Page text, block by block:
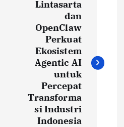
Lintasarta
dan
OpenClaw
Perkuat
Ekosistem
Agentic AI
untuk
Percepat
Transforma
si Industri
Indonesia